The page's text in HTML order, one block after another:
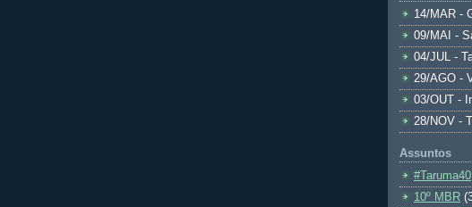
14/MAR -
09/MAI -
04/JUL -
29/AGO -
03/OUT -
28/NOV -
Assuntos
#Taruma40
10º MBR